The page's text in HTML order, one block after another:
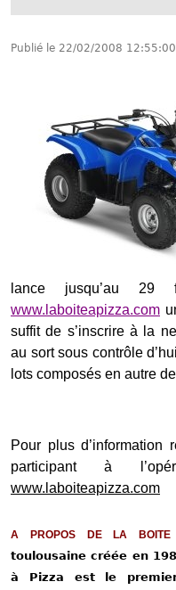
Publié le 22/02/2008 12:55:00
lance jusqu’au
www.laboiteapizza.com
suffit de s’inscrire à la
au sort sous contrôle
lots composés en autre
Pour plus d’information
participant à
www.laboiteapizza.com
A PROPOS DE LA
toulousaine créée en
à Pizza est le